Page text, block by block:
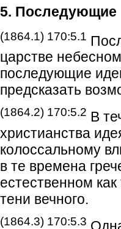
5. Последующие
(1864.1) 170:5.1
царстве
последующие
предсказать
(1864.2) 170:5.2 В
христианства
колоссальному
в те времена
естественном
тени вечного.
(1864.3) 170:5.3